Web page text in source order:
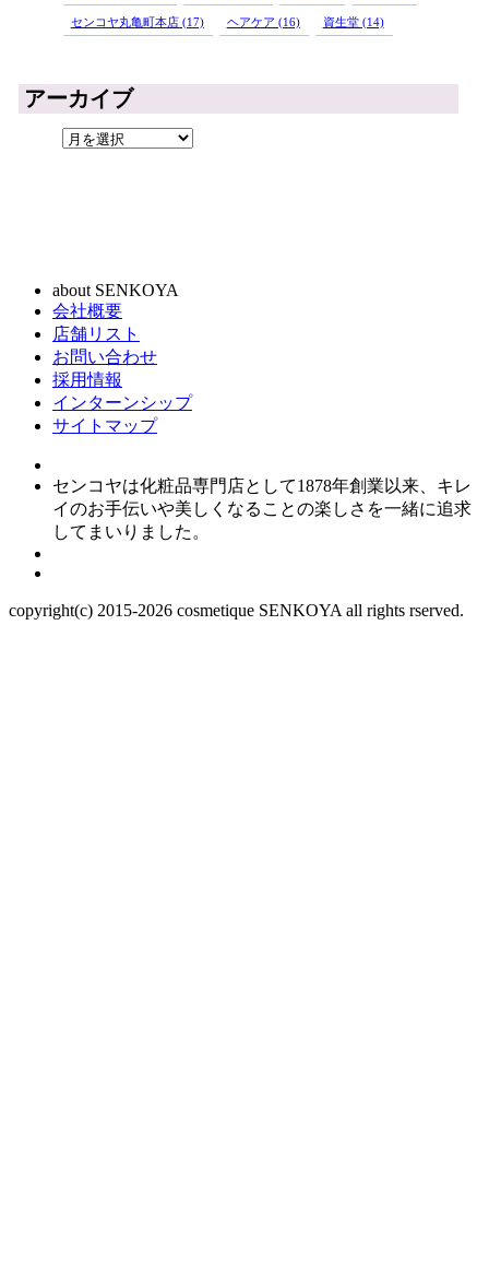
センコヤ丸亀町本店 (17) ヘアケア (16) 資生堂 (14)
アーカイブ
about SENKOYA
会社概要
店舗リスト
お問い合わせ
採用情報
インターンシップ
サイトマップ
センコヤは化粧品専門店として1878年創業以来、キレ
イのお手伝いや美しくなることの楽しさを一緒に追求
してまいりました。
copyright(c) 2015-2026 cosmetique SENKOYA all rights rserved.